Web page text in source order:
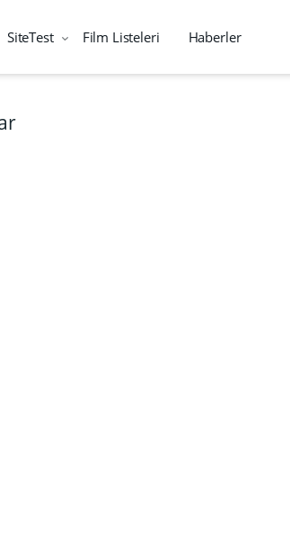
SiteTest Film Listeleri Haberler